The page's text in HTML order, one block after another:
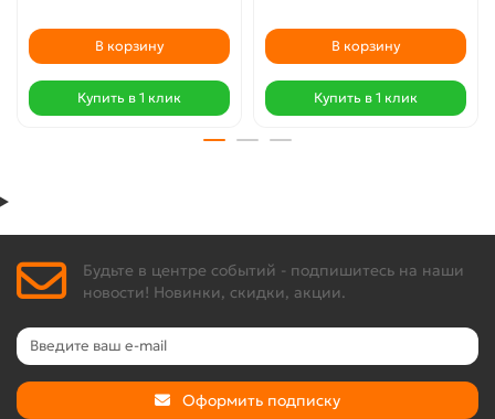
В корзину
Купить в 1 клик
В корзину
Купить в 1 клик
Будьте в центре событий - подпишитесь на наши
новости! Новинки, скидки, акции.
Оформить подписку